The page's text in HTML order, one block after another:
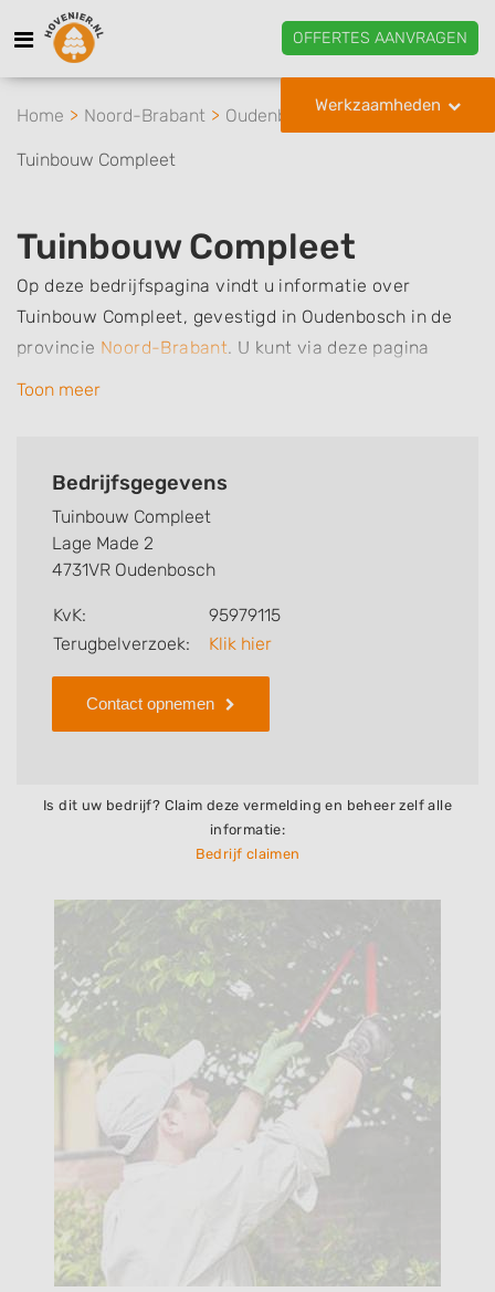
OFFERTES AANVRAGEN
Werkzaamheden
Home Noord-Brabant Oudenbosch
Tuinbouw Compleet
Tuinbouw Compleet
Op deze bedrijfspagina vindt u informatie over
Tuinbouw Compleet, gevestigd in Oudenbosch in de
provincie Noord-Brabant. U kunt via deze pagina
eenvoudig contact met het bedrijf opnemen door te
kunt u snel zien welke zaken Tuinbouw Compleet voor
review achterlaten als u al ervaring heeft met dit
bedrijf.
Zoekt u een ander bedrijf? Bekijk dan andere
hoveniers en bedrijven inOudenbosch
Toon meer
Bedrijfsgegevens
Tuinbouw Compleet
Lage Made 2
4731VR Oudenbosch
KvK:
95979115
Terugbelverzoek:
Klik hier
Contact opnemen
Is dit uw bedrijf? Claim deze vermelding en beheer zelf alle
informatie:
Bedrijf claimen